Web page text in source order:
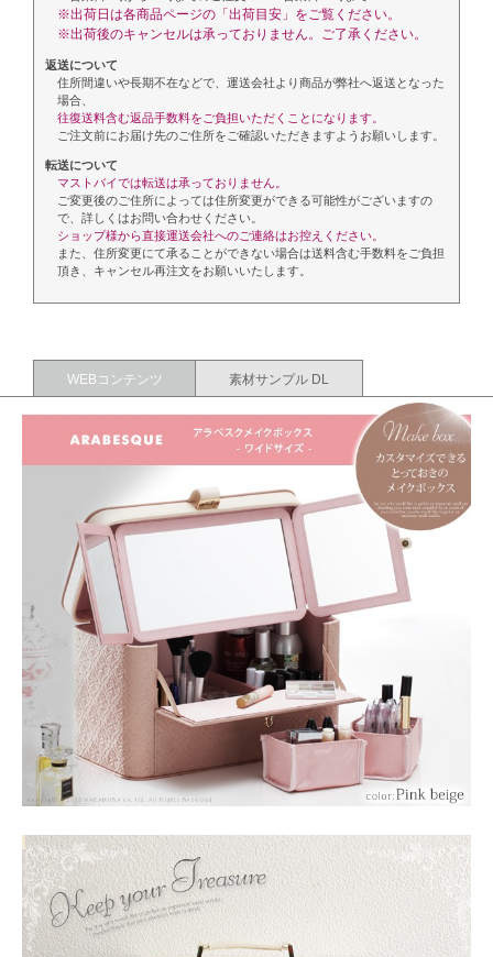
※出荷日は各商品ページの「出荷目安」をご覧ください。
※出荷後のキャンセルは承っておりません。ご了承ください。
返送について
住所間違いや長期不在などで、運送会社より商品が弊社へ返送となった
場合、
往復送料含む返品手数料をご負担いただくことになります。
ご注文前にお届け先のご住所をご確認いただきますようお願いします。
転送について
マストバイでは転送は承っておりません。
ご変更後のご住所によっては住所変更ができる可能性がございますの
で、詳しくはお問い合わせください。
ショップ様から直接運送会社へのご連絡はお控えください。
また、住所変更にて承ることができない場合は送料含む手数料をご負担
頂き、キャンセル再注文をお願いいたします。
WEBコンテンツ 素材サンプル DL